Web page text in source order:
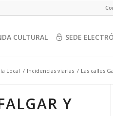
CULTURAL SEDE
Local / Incidencias viarias / Las calles
Y